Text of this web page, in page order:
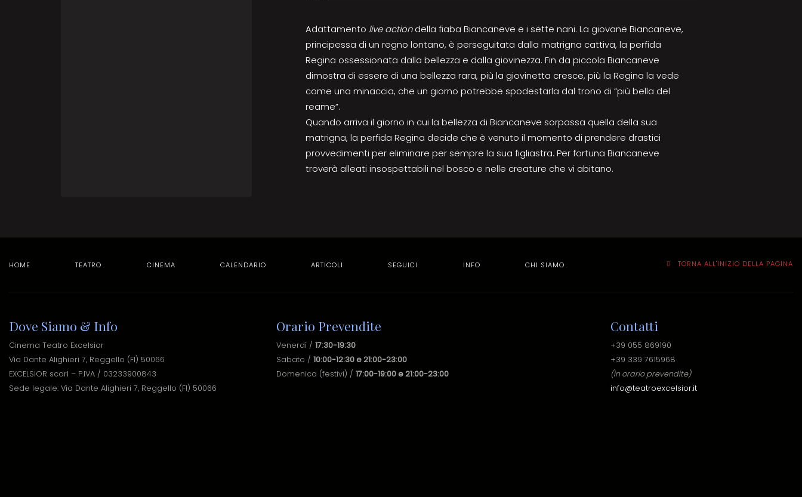
Adattamento live actiondella fiaba Biancaneve e i sette nani. La giovane Biancaneve,
principessa di un regno lontano, è perseguitata dalla matrigna cattiva, la perfida
Regina ossessionata dalla bellezza e dalla giovinezza. Fin da piccola Biancaneve
dimostra di essere di una bellezza rara, più la giovinetta cresce, più la Regina la vede
come una minaccia, che un giorno potrebbe spodestarla dal trono di “più bella del
reame”.
Quando arriva il giorno in cui la bellezza di Biancaneve sorpassa quella della sua
matrigna, la perfida Regina decide che è venuto il momento di prendere drastici
provvedimenti per eliminare per sempre la sua figliastra. Per fortuna Biancaneve
troverà alleati insospettabili nel bosco e nelle creature che vi abitano.
HOME TEATRO CINEMA CALENDARIO ARTICOLI SEGUICI INFO CHI SIAMO TORNA ALL'INIZIO DELLA PAGINA
Dove Siamo & Info
Cinema Teatro Excelsior
Via Dante Alighieri 7, Reggello (FI) 50066
EXCELSIOR scarl – P.IVA / 03233900843
Sede legale: Via Dante Alighieri 7, Reggello (FI) 50066
Orario Prevendite
Venerdì / 17:30-19:30
Sabato / 10:00-12:30 e 21:00-23:00
Domenica (festivi) / 17:00-19:00 e 21:00-23:00
Contatti
+39 055 869190
+39 339 7615968
(in orario prevendite)
info@teatroexcelsior.it